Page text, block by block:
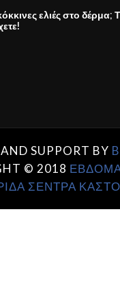
ελιές στο δέρμα;
SUPPORT BY
© 2018
ΣΕΝΤΡΑ